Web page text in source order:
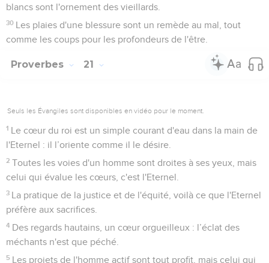
blancs sont l'ornement des vieillards.
30 Les plaies d'une blessure sont un remède au mal, tout
comme les coups pour les profondeurs de l'être.
Proverbes 21
Seuls les Évangiles sont disponibles en vidéo pour le moment.
1 Le cœur du roi est un simple courant d'eau dans la main de
l'Eternel : il l’oriente comme il le désire.
2 Toutes les voies d'un homme sont droites à ses yeux, mais
celui qui évalue les cœurs, c'est l'Eternel.
3 La pratique de la justice et de l'équité, voilà ce que l'Eternel
préfère aux sacrifices.
4 Des regards hautains, un cœur orgueilleux : l’éclat des
méchants n'est que péché.
5 Les projets de l'homme actif sont tout profit, mais celui qui